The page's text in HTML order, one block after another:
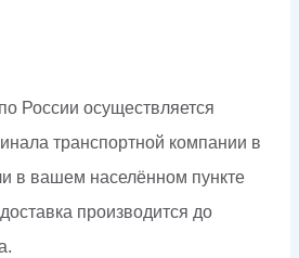
России осуществляется
транспортной компании в
в вашем населённом пункте
производится до